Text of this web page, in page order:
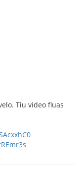
Tiu video fluas